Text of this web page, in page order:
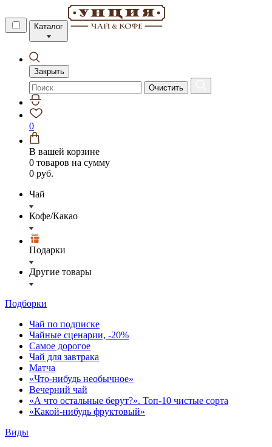
Каталог
Закрыть
Очистить
0
В вашей корзине
0 товаров на сумму
0 руб.
Чай
Кофе/Какао
Подарки
Другие товары
Подборки
Чай по подписке
Чайные сценарии, -20%
Самое дорогое
Чай для завтрака
Матча
«Что-нибудь необычное»
Вечерний чай
«А что остальные берут?». Топ-10 чистые сорта
«Какой-нибудь фруктовый»
Виды